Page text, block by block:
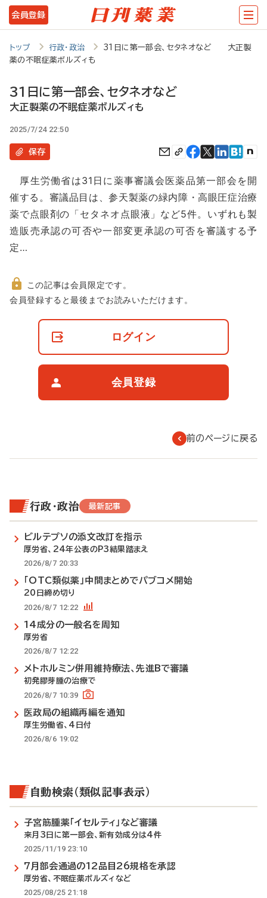
メ
イ
コ
テ
ツ
に
動
会員登録
トップ 行政・政治
31日に第一部会、セタネオなど 大正製
薬の不眠症薬ボルズィも
31日に第一部会、セタネオなど
大正製薬の不眠症薬ボルズィも
2025/7/24 22:50
保存
厚生労働省は31日に薬事審議会医薬品第一部会を開
催する。審議品目は、参天製薬の緑内障・高眼圧症治療
薬で点眼剤の「セタネオ点眼液」など5件。いずれも製
造販売承認の可否や一部変更承認の可否を審議する予
定…
非
この記事は会員限定です。
会員登録すると最後までお読みいただけます。
ログイン
会員登録
前のページに戻る
行政・政治 最新記事
ビルテプソの添文改訂を指示
厚労省、24年公表のP3結果踏まえ
2026/8/7 20:33
「OTC類似薬」中間まとめでパブコメ開始
20日締め切り
2026/8/7 12:22
14成分の一般名を周知
厚労省
2026/8/7 12:22
メトホルミン併用維持療法、先進Bで審議
初発膠芽腫の治療で
2026/8/7 10:39
医政局の組織再編を通知
厚生労働省、4日付
2026/8/6 19:02
自動検索（類似記事表示）
子宮筋腫薬「イセルティ」など審議
来月3日に第一部会、新有効成分は4件
2025/11/19 23:10
7月部会通過の12品目26規格を承認
厚労省、不眠症薬ボルズィなど
2025/08/25 21:18